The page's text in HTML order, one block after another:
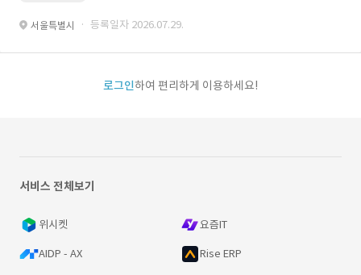
서울특별시 · 등록일자 2026.07.29.
로그인하여 편리하게 이용하세요!
서비스 전체보기
위시켓 요즘IT
AIDP - AX Rise ERP